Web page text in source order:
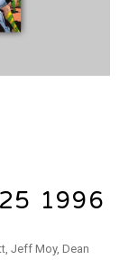
1996
Jeff Moy, Dean